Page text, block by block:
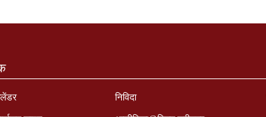
निविदा